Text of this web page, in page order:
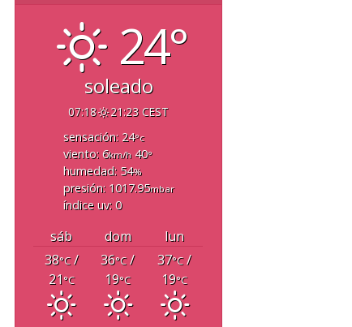
24°
soleado
07:18
21:23 CEST
sensación: 24°c
viento: 6km/h40°
humedad: 54%
presión: 1017.95mbar
índice uv: 0
sáb dom
lun
38°C/
21°C
36°C/
19°C
37°C/
19°C